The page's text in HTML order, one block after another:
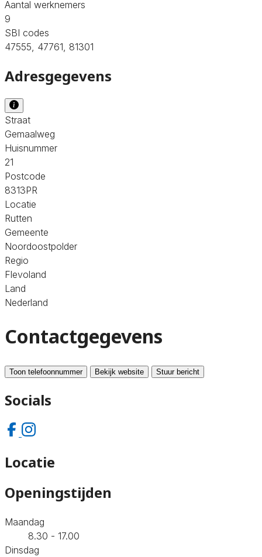
Aantal werknemers
9
SBI codes
47555, 47761, 81301
Adresgegevens
Straat
Gemaalweg
Huisnummer
21
Postcode
8313PR
Locatie
Rutten
Gemeente
Noordoostpolder
Regio
Flevoland
Land
Nederland
Contactgegevens
Toon telefoonnummer Bekijk website Stuur bericht
Socials
Locatie
Openingstijden
Maandag
8.30 - 17.00
Dinsdag